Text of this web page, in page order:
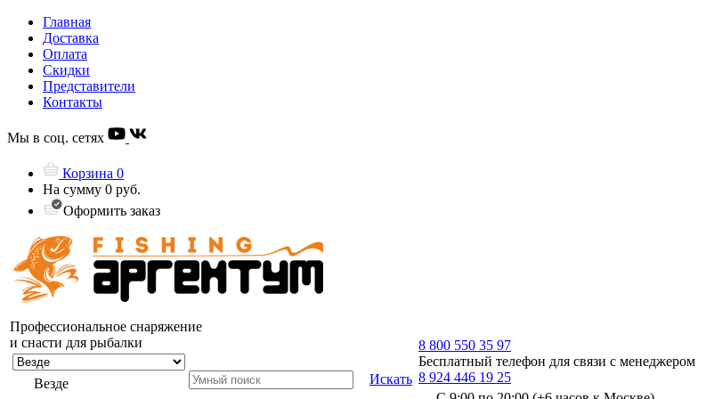
Главная
Доставка
Оплата
Скидки
Представители
Контакты
Мы в соц. сетях
Корзина 0
На сумму 0 руб.
Оформить заказ
Профессиональное снаряжение
и снасти для рыбалки
Везде Искать
8 800 550 35 97
Бесплатный телефон для связи с менеджером
8 924 446 19 25